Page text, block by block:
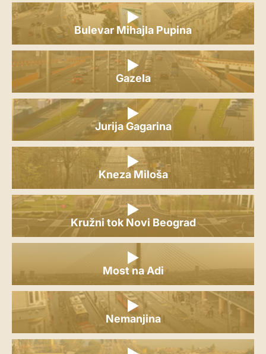
Bulevar Mihajla Pupina
Gazela
Jurija Gagarina
Kneza Miloša
Kružni tok Novi Beograd
Most na Adi
Nemanjina